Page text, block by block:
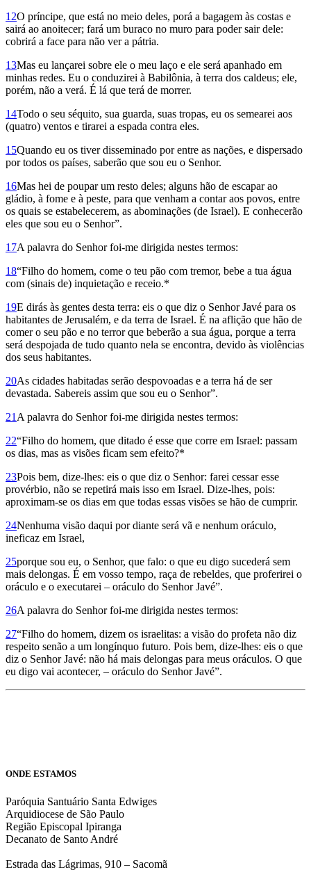
12O príncipe, que está no meio deles, porá a bagagem às costas e
sairá ao anoitecer; fará um buraco no muro para poder sair dele:
cobrirá a face para não ver a pátria.
13Mas eu lançarei sobre ele o meu laço e ele será apanhado em
minhas redes. Eu o conduzirei à Babilônia, à terra dos caldeus; ele,
porém, não a verá. É lá que terá de morrer.
14Todo o seu séquito, sua guarda, suas tropas, eu os semearei aos
(quatro) ventos e tirarei a espada contra eles.
15Quando eu os tiver disseminado por entre as nações, e dispersado
por todos os países, saberão que sou eu o Senhor.
16Mas hei de poupar um resto deles; alguns hão de escapar ao
gládio, à fome e à peste, para que venham a contar aos povos, entre
os quais se estabelecerem, as abominações (de Israel). E conhecerão
eles que sou eu o Senhor”.
17A palavra do Senhor foi-me dirigida nestes termos:
18“Filho do homem, come o teu pão com tremor, bebe a tua água
com (sinais de) inquietação e receio.*
19E dirás às gentes desta terra: eis o que diz o Senhor Javé para os
habitantes de Jerusalém, e da terra de Israel. É na aflição que hão de
comer o seu pão e no terror que beberão a sua água, porque a terra
será despojada de tudo quanto nela se encontra, devido às violências
dos seus habitantes.
20As cidades habitadas serão despovoadas e a terra há de ser
devastada. Sabereis assim que sou eu o Senhor”.
21 A palavra do Senhor foi-me dirigida nestes termos:
22“Filho do homem, que ditado é esse que corre em Israel: passam
os dias, mas as visões ficam sem efeito?*
23Pois bem, dize-lhes: eis o que diz o Senhor: farei cessar esse
provérbio, não se repetirá mais isso em Israel. Dize-lhes, pois:
aproximam-se os dias em que todas essas visões se hão de cumprir.
24Nenhuma visão daqui por diante será vã e nenhum oráculo,
ineficaz em Israel,
25porque sou eu, o Senhor, que falo: o que eu digo sucederá sem
mais delongas. É em vosso tempo, raça de rebeldes, que proferirei o
oráculo e o executarei – oráculo do Senhor Javé”.
26A palavra do Senhor foi-me dirigida nestes termos:
27“Filho do homem, dizem os israelitas: a visão do profeta não diz
respeito senão a um longínquo futuro. Pois bem, dize-lhes: eis o que
diz o Senhor Javé: não há mais delongas para meus oráculos. O que
eu digo vai acontecer, – oráculo do Senhor Javé”.
ONDE ESTAMOS
Paróquia Santuário Santa Edwiges
Arquidiocese de São Paulo
Região Episcopal Ipiranga
Decanato de Santo André
Estrada das Lágrimas, 910 – Sacomã